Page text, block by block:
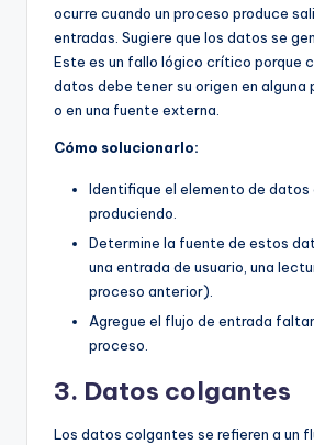
ocurre cuando un proceso produce
entradas. Sugiere que los datos se
Este es un fallo lógico crítico porque
datos debe tener su origen en alguna
o en una fuente externa.
Cómo solucionarlo:
Identifique el elemento de datos
produciendo.
Determine la fuente de estos
una entrada de usuario, una
proceso anterior).
Agregue el flujo de entrada
proceso.
3. Datos colgantes
Los datos colgantes se refieren a un